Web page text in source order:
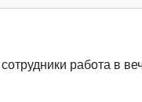
работа в